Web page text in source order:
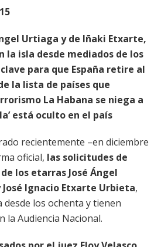
Urtiaga y de Iñaki Etxarte,
la isla desde mediados de los
para que España retire al
la lista de países que
La Habana se niega a
está oculto en el país
recientemente –en diciembre
oficial, las solicitudes de
los etarras José Ángel
Ignacio Etxarte Urbieta,
desde los ochenta y tienen
la Audiencia Nacional.